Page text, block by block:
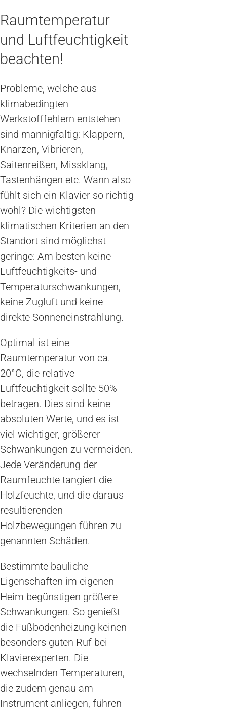
Raumtemperatur
und Luftfeuchtigkeit
beachten!
Probleme, welche aus
klimabedingten
Werkstofffehlern entstehen
sind mannigfaltig: Klappern,
Knarzen, Vibrieren,
Saitenreißen, Missklang,
Tastenhängen etc. Wann also
fühlt sich ein Klavier so richtig
wohl? Die wichtigsten
klimatischen Kriterien an den
Standort sind möglichst
geringe: Am besten keine
Luftfeuchtigkeits- und
Temperaturschwankungen,
keine Zugluft und keine
direkte Sonneneinstrahlung.
Optimal ist eine
Raumtemperatur von ca.
20°C, die relative
Luftfeuchtigkeit sollte 50%
betragen. Dies sind keine
absoluten Werte, und es ist
viel wichtiger, größerer
Schwankungen zu vermeiden.
Jede Veränderung der
Raumfeuchte tangiert die
Holzfeuchte, und die daraus
resultierenden
Holzbewegungen führen zu
genannten Schäden.
Bestimmte bauliche
Eigenschaften im eigenen
Heim begünstigen größere
Schwankungen. So genießt
die Fußbodenheizung keinen
besonders guten Ruf bei
Klavierexperten. Die
wechselnden Temperaturen,
die zudem genau am
Instrument anliegen, führen